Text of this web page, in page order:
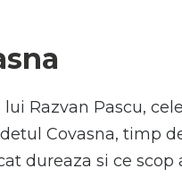
Razvan Pascu,
Covasna, timp
dureaza si ce